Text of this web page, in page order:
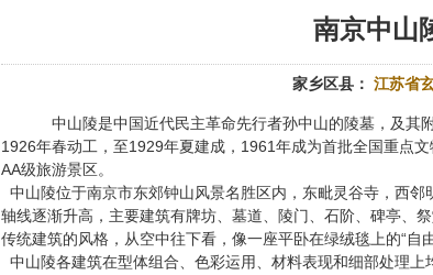
南京中山
家乡区县： 江苏省
中山陵是中国近代民主革命先行者孙中山的陵墓，及其
1926年春动工，至1929年夏建成，1961年成为首批全国重点
AA级旅游景区。
中山陵位于南京市东郊钟山风景名胜区内，东毗灵谷寺，西
轴线逐渐升高，主要建筑有牌坊、墓道、陵门、石阶、碑亭、
传统建筑的风格，从空中往下看，像一座平卧在绿绒毯上的“自由
中山陵各建筑在型体组合、色彩运用、材料表现和细部处理上